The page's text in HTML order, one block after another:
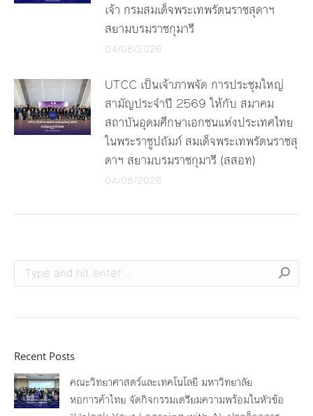
เจ้า กรมสมเด็จพระเทพรัตนราชสุดาฯ
สยามบรมราชกุมารี
04/08/2026
UTCC เป็นเจ้าภาพจัด การประชุมใหญ่
สามัญประจำปี 2569 ให้กับ สมาคม
สถาบันอุดมศึกษาเอกชนแห่งประเทศไทย
ในพระราชูปถัมภ์ สมเด็จพระเทพรัตนราชสุ
ดาฯ สยามบรมราชกุมารี (สสอท)
04/08/2026
Search:
Recent Posts
คณะวิทยาศาสตร์และเทคโนโลยี มหาวิทยาลัย
หอการค้าไทย จัดกิจกรรมเตรียมความพร้อมในหัวข้อ